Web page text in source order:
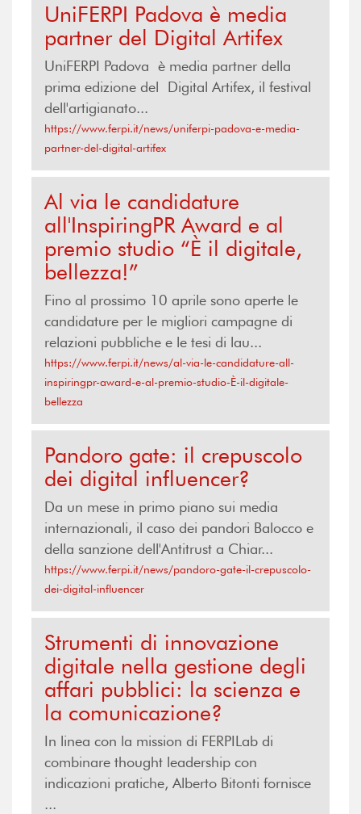
UniFERPI Padova è media
partner del Digital Artifex
UniFERPI Padova è media partner della
prima edizione del Digital Artifex, il festival
dell'artigianato...
https://www.ferpi.it/news/uniferpi-padova-e-media-
partner-del-digital-artifex
Al via le candidature
all'InspiringPR Award e al
premio studio “È il digitale,
bellezza!”
Fino al prossimo 10 aprile sono aperte le
candidature per le migliori campagne di
relazioni pubbliche e le tesi di lau...
https://www.ferpi.it/news/al-via-le-candidature-all-
inspiringpr-award-e-al-premio-studio-È-il-digitale-
bellezza
Pandoro gate: il crepuscolo
dei digital influencer?
Da un mese in primo piano sui media
internazionali, il caso dei pandori Balocco e
della sanzione dell'Antitrust a Chiar...
https://www.ferpi.it/news/pandoro-gate-il-crepuscolo-
dei-digital-influencer
Strumenti di innovazione
digitale nella gestione degli
affari pubblici: la scienza e
la comunicazione?
In linea con la mission di FERPILab di
combinare thought leadership con
indicazioni pratiche, Alberto Bitonti fornisce
...